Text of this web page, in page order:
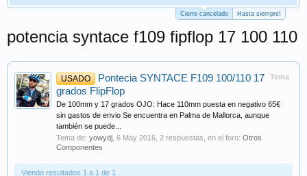
Cierre cancelado Hasta siempre!
potencia syntace f109 fipflop 17 100 110
Tema
USADO
Pontecia SYNTACE F109 100/110 17
grados FlipFlop
De 100mm y 17 grados OJO: Hace 110mm puesta en negativo 65€
sin gastos de envio Se encuentra en Palma de Mallorca, aunque
también se puede...
Tema de: yowydj 6 May 2016 , 2 respuestas, en el foro: Otros
Componentes
Viendo resultados 1 a 1 de 1